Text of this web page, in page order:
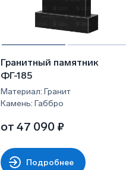
Гранитный памятник
ФГ-185
Материал: Гранит
Камень: Габбро
от 47 090 ₽
Подробнее